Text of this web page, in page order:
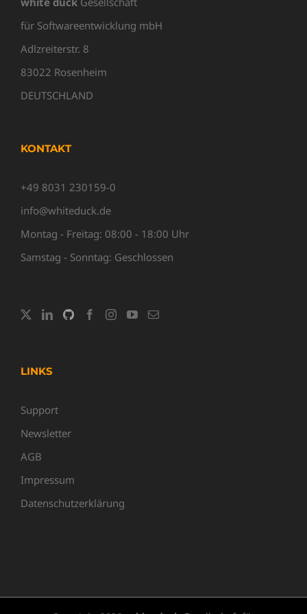
für Softwareentwicklung mbH
Adlzreiterstr. 8
83022 Rosenheim
DEUTSCHLAND
KONTAKT
+49 8031 230159-0
info@whiteduck.de
Montag - Freitag: 08:00 - 18:00 Uhr
Samstag - Sonntag: Geschlossen
LINKS
Support
Newsletter
AGB
Impressum
Datenschutzerklärung